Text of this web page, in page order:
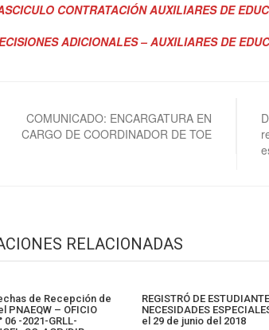
CONTRATACIÓN AUXILIARES DE
ADICIONALES – AUXILIARES DE
COMUNICADO: ENCARGATURA EN
CARGO DE COORDINADOR DE TOE
RELACIONADAS
de Recepción de
PNAEQW – OFICIO
06 -2021-GRLL-
REGISTRÓ DE
NECESIDADES
el 29 de junio del 2018